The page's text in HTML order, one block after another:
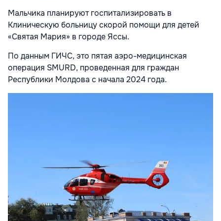
Мальчика планируют госпитализировать в
Клиническую больницу скорой помощи для детей
«Святая Мария» в городе Яссы.
По данным ГИЧС, это пятая аэро-медицинская
операция SMURD, проведенная для граждан
Республики Молдова с начала 2024 года.